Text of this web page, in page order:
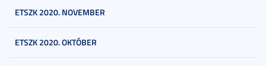
ETSZK 2020. NOVEMBER
ETSZK 2020. OKTÓBER